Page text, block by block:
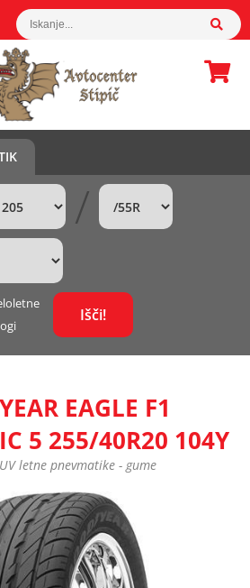
/
EAGLE F1
5 255/40R20 104Y
letne pnevmatike - gume